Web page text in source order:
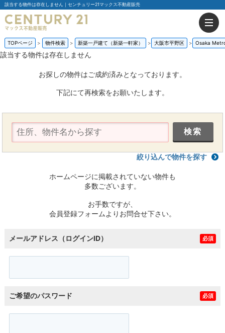
該当する物件は存在しません｜センチュリー21マックス不動産販売
TOPページ 物件検索 新築一戸建て（新築一軒家） 大阪市平野区 Osaka
該当する物件は存在しません
お探しの物件はご成約済みとなっております。
下記にて再検索をお願いたします。
絞り込んで物件を探す
ホームページに掲載されていない物件も
多数ございます。
お手数ですが、
会員登録フォームよりお問合せ下さい。
メールアドレス（ログインID） 必須
ご希望のパスワード 必須